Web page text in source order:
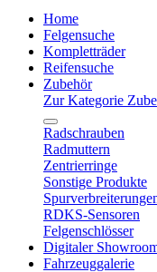
Home
Felgensuche
Kompletträder
Reifensuche
Zubehör
Zur Kategorie
Radschrauben
Radmuttern
Zentrierringe
Sonstige Produkte
RDKS-Sensoren
Felgenschlösser
Digitaler
Fahrzeuggalerie